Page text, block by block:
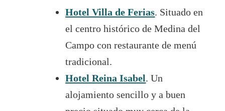
Hotel Villa de Ferias. Situado en
el centro histórico de Medina del
Campo con restaurante de menú
tradicional.
Hotel Reina Isabel. Un
alojamiento sencillo y a buen